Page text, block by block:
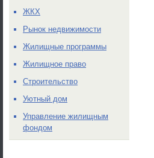
ЖКХ
Рынок недвижимости
Жилищные программы
Жилищное право
Строительство
Уютный дом
Управление жилищным
фондом